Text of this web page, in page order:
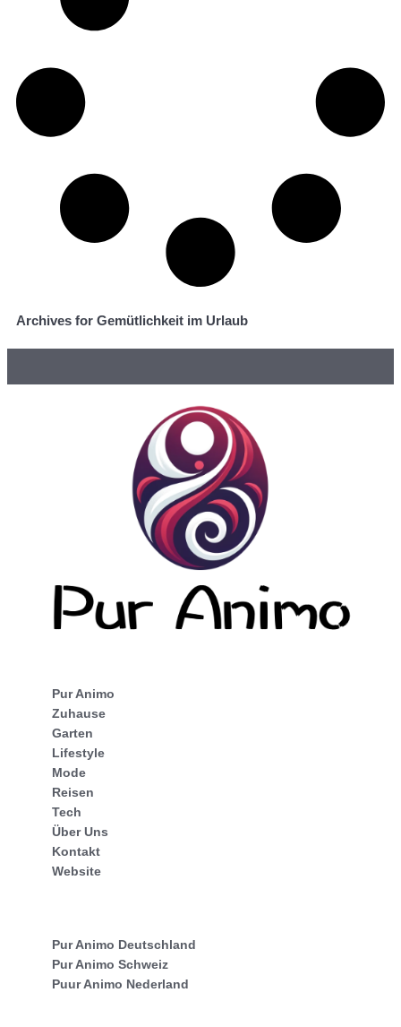
Archives for Gemütlichkeit im Urlaub
Pur Animo
Zuhause
Garten
Lifestyle
Mode
Reisen
Tech
Über Uns
Kontakt
Website
Pur Animo Deutschland
Pur Animo Schweiz
Puur Animo Nederland